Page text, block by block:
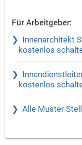
Für Arbeitgeber:
Innenarchitekt
kostenlos
kostenlos
Alle Muster